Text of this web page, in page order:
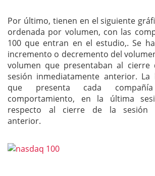
Por último, tienen en el siguiente
ordenada por volumen, con las
100 que entran en el estudio,. Se
incremento o decremento del
volumen que presentaban al cierre
sesión inmediatamente anterior. La
que presenta cada
comportamiento, en la última
respecto al cierre de la sesión
anterior.